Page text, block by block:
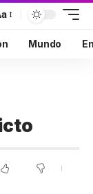
Mundo